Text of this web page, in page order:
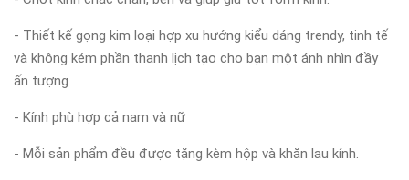
- Thiết kế gọng kim loại hợp xu hướng kiểu dáng trendy, tinh tế
và không kém phần thanh lịch tạo cho bạn một ánh nhìn đầy
ấn tượng
- Kính phù hợp cả nam và nữ
- Mỗi sản phẩm đều được tặng kèm hộp và khăn lau kính.